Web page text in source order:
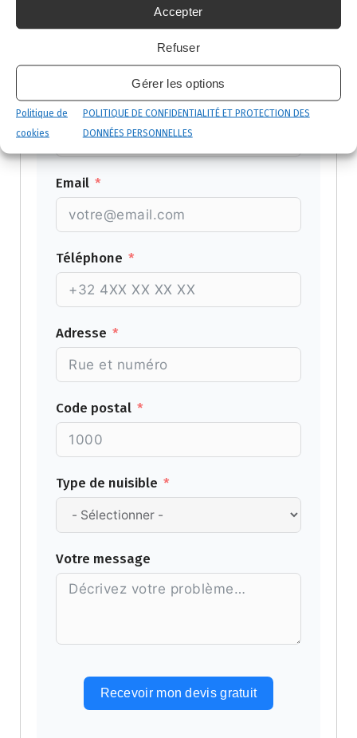
Accepter
Refuser
Gérer les options
Politique de
cookies
POLITIQUE DE CONFIDENTIALITÉ ET PROTECTION DES
DONNÉES PERSONNELLES
Prénom
Nom
Email
Téléphone
Adresse
Code postal
Type de nuisible
Votre message
Recevoir mon devis gratuit